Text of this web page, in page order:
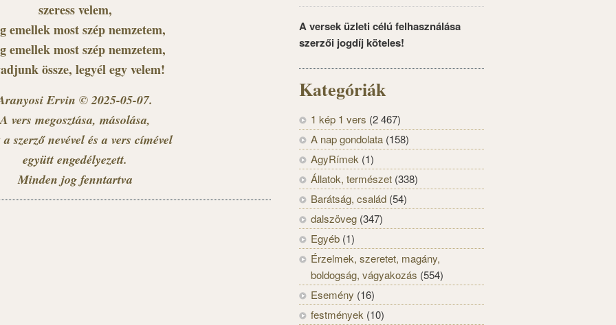
szeress velem,
emellek most szép nemzetem,
emellek most szép nemzetem,
össze, legyél egy velem!
Ervin © 2025-05-07.
A vers megosztása, másolása,
szerző nevével és a vers címével
együtt engedélyezett.
Minden jog fenntartva
A versek üzleti célú felhasználása
szerzői jogdíj köteles!
Kategóriák
1 kép 1 vers (2 467)
A nap gondolata (158)
AgyRímek (1)
Állatok, természet (338)
Barátság, család (54)
dalszöveg (347)
Egyéb (1)
Érzelmek, szeretet, magány,
boldogság, vágyakozás (554)
Esemény (16)
festmények (10)